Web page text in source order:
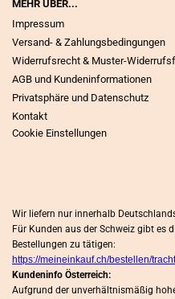
MEHR ÜBER...
Impressum
Versand- & Zahlungsbedingungen
Widerrufsrecht & Muster-
AGB und Kundeninformationen
Privatsphäre und Datenschutz
Kontakt
Cookie Einstellungen
Wir liefern nur innerhalb
Für Kunden aus der Schweiz gibt es
Bestellungen zu tätigen:
https://meineinkauf.ch/bestellen/
Kundeninfo Österreich:
Aufgrund der unverhältnismäßig